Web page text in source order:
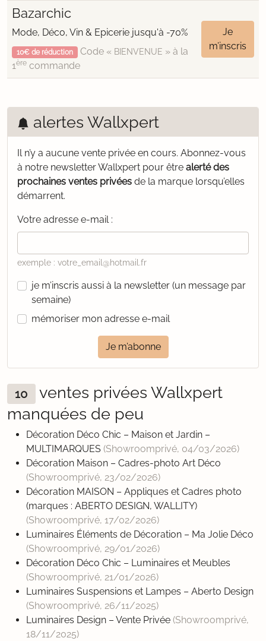
Bazarchic
Mode, Déco, Vin & Epicerie jusqu'à -70%
10€ de réduction Code « BIENVENUE » à la
1ère commande
Je
m’inscris
alertes Wallxpert
Il n’y a aucune vente privée en cours. Abonnez-vous
à notre newsletter Wallxpert pour être alerté des
prochaines ventes privées de la marque lorsqu’elles
démarrent.
Votre adresse e-mail :
exemple : votre_email@hotmail.fr
je m’inscris aussi à la newsletter (un message par
semaine)
mémoriser mon adresse e-mail
Je m’abonne
10
ventes privées Wallxpert
manquées de peu
Décoration Déco Chic – Maison et Jardin –
MULTIMARQUES (Showroomprivé, 04/03/2026)
Décoration Maison – Cadres-photo Art Déco
(Showroomprivé, 23/02/2026)
Décoration MAISON – Appliques et Cadres photo
(marques : ABERTO DESIGN, WALLITY)
(Showroomprivé, 17/02/2026)
Luminaires Éléments de Décoration – Ma Jolie Déco
(Showroomprivé, 29/01/2026)
Décoration Déco Chic – Luminaires et Meubles
(Showroomprivé, 21/01/2026)
Luminaires Suspensions et Lampes – Aberto Design
(Showroomprivé, 26/11/2025)
Luminaires Design – Vente Privée (Showroomprivé,
18/11/2025)